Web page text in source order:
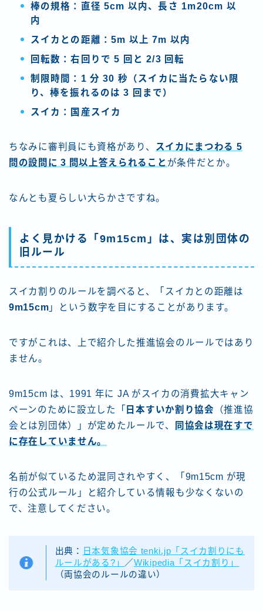
棒の規格：直径 5cm 以内、長さ 1m20cm 以
内
スイカとの距離：5m 以上 7m 以内
回転数：右回りで 5 回と 2/3 回転
制限時間：1 分 30 秒（スイカに当たらない限
り、棒を振れるのは 3 回まで）
スイカ：国産スイカ
ちなみに審判員にも資格があり、
スイカにまつわる 5
問の設問に 3 問以上答えられること が条件だとか。
なんとも夏らしい大らかさですね。
よく見かける「9m15cm」は、実は別団体の
旧ルール
スイカ割りのルールを調べると、「スイカとの距離は
9m15cm 」という数字を目にすることがあります。
ですがこれは、上で紹介した推進協会のルールではあり
ません。
9m15cm は、1991 年に JA がスイカの消費拡大キャン
ペーンのために設立した「 日本すいか割り協会
（推進協
会とは別団体）」が定めたルールで、
同協会は現在すで
に存在していません。
名前が似ているため混同されやすく、「9m15cm が現
行の公式ルール」と紹介している情報も少なくないの
で、注意してください。
出典：
日本気象協会 tenki.jp「スイカ割りにも
ルールがある?」 ／Wikipedia「スイカ割り」
（両協会のルールの違い）